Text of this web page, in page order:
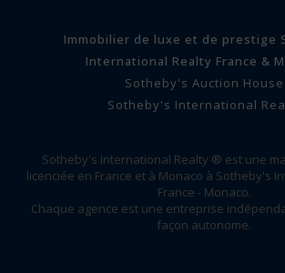
Immobilier de luxe et de prestige
International Realty France &
Sotheby's Auction House
Sotheby's International
Sotheby's International Realty ® est une
licenciée en France et à Monaco à Sotheby's
France - Monaco.
Chaque agence est une entreprise
façon autonome.